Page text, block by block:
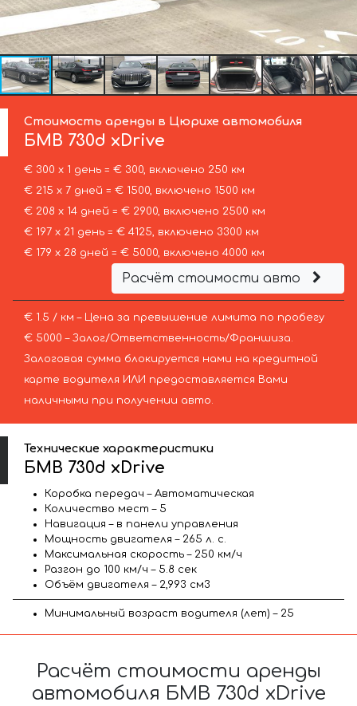
Стоимость аренды в Цюрихе автомобиля
БМВ 730d xDrive
€ 300 х 1 день = € 300, включено 250 км
€ 215 х 7 дней = € 1500, включено 1500 км
€ 208 х 14 дней = € 2900, включено 2500 км
€ 197 х 21 день = € 4125, включено 3300 км
€ 179 х 28 дней = € 5000, включено 4000 км
Расчёт стоимости авто
€ 1.5 / км – Цена за превышение лимита по пробегу
€ 5000 – Залог/Ответственность/Франшиза.
Залоговая сумма блокируется нами на кредитной
карте водителя ИЛИ предоставляется Вами
наличными при получении авто.
Технические характеристики
БМВ 730d xDrive
Коробка передач – Автоматическая
Количество мест – 5
Навигация – в панели управления
Мощность двигателя – 265 л. с.
Максимальная скорость – 250 км/ч
Разгон до 100 км/ч – 5.8 сек
Объём двигателя – 2,993 см3
Минимальный возраст водителя (лет) – 25
Расчёт стоимости аренды
автомобиля БМВ 730d xDrive